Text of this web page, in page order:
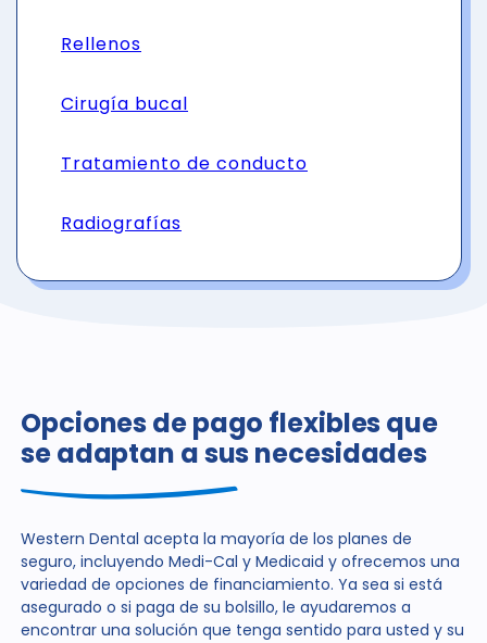
Rellenos
Cirugía bucal
Tratamiento de conducto
Radiografías
Opciones de pago flexibles que
se adaptan a sus necesidades
Western Dental acepta la mayoría de los planes de
seguro, incluyendo Medi-Cal y Medicaid y ofrecemos una
variedad de opciones de financiamiento. Ya sea si está
asegurado o si paga de su bolsillo, le ayudaremos a
encontrar una solución que tenga sentido para usted y su